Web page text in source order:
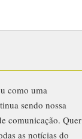
como uma
sendo nossa
comunicação. Quer
as notícias do